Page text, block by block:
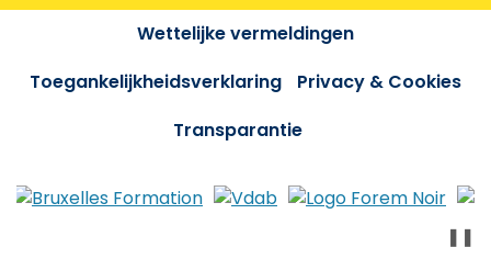
Wettelijke vermeldingen
Toegankelijkheidsverklaring
Privacy & Cookies
Transparantie
❚❚